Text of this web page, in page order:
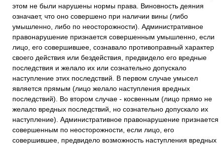
этом не были нарушены нормы права. Виновность деяния
означает, что оно совершено при наличии вины (либо
умышленно, либо по неосторожности). Административное
правонарушение признается совершенным умышленно, если
лицо, его совершившее, сознавало противоправный характер
своего действия или бездействия, предвидело его вредные
последствия и желало их или сознательно допускало
наступление этих последствий. В первом случае умысел
является прямым (лицо желало наступления вредных
последствий). Во втором случае - косвенным (лицо прямо не
желало вредных последствий, но сознательно допускало их
наступление). Административное правонарушение признается
совершенным по неосторожности, если лицо, его
совершившее, предвидело возможность наступления вредных